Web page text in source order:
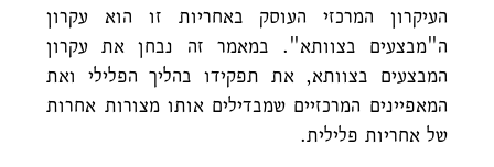
העיקרון המרכזי העוסק באחריות זו הוא עקרון
ה"מבצעים בצוותא". במאמר זה נבחן את עקרון
המבצעים בצוותא, את תפקידו בהליך הפלילי ואת
המאפיינים המרכזיים שמבדילים אותו מצורות אחרות
של אחריות פלילית.